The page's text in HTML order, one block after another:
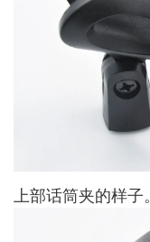
上部话筒夹的样子。